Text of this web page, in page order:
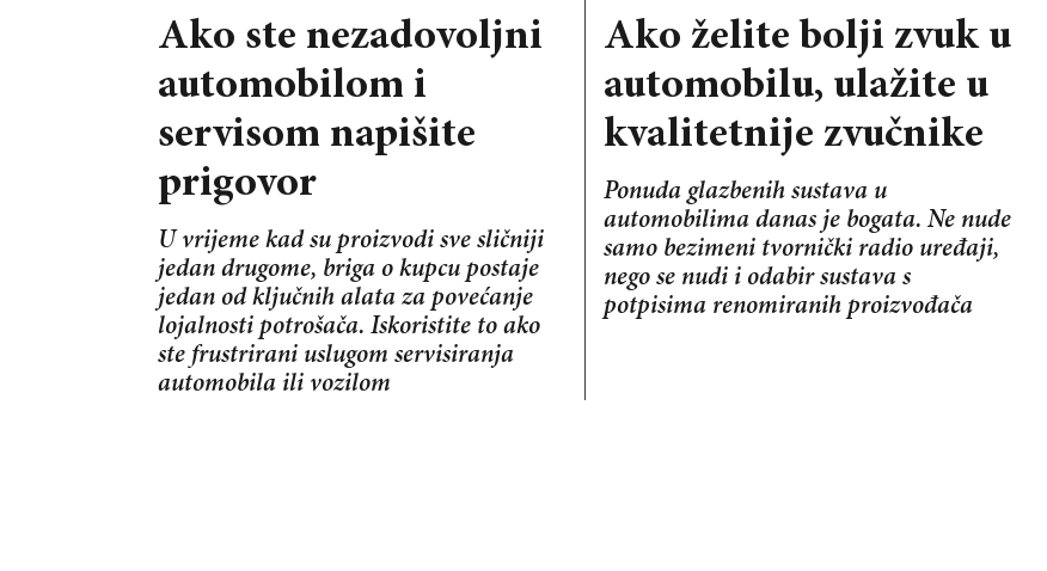
Ako ste nezadovoljni
automobilom i
servisom napišite
prigovor
U vrijeme kad su proizvodi sve sličniji
jedan drugome, briga o kupcu postaje
jedan od ključnih alata za povećanje
lojalnosti potrošača. Iskoristite to ako
ste frustrirani uslugom servisiranja
automobila ili vozilom
Ako želite bolji zvuk u
automobilu, ulažite u
kvalitetnije zvučnike
Ponuda glazbenih sustava u
automobilima danas je bogata. Ne nude
samo bezimeni tvornički radio uređaji,
nego se nudi i odabir sustava s
potpisima renomiranih proizvođača